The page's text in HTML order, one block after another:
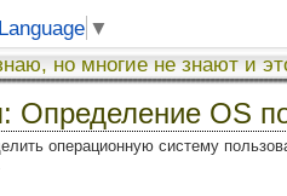
▼
но многие не знают и
Определение OS
операционную систему